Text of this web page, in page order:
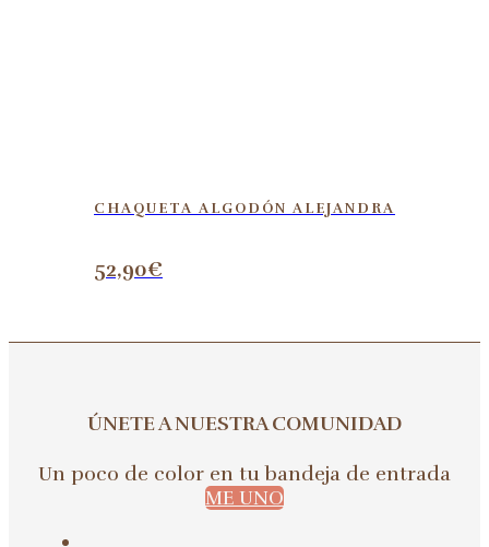
CHAQUETA ALGODÓN ALEJANDRA
52,90€
ÚNETE A NUESTRA COMUNIDAD
Un poco de color en tu bandeja de entrada
ME UNO